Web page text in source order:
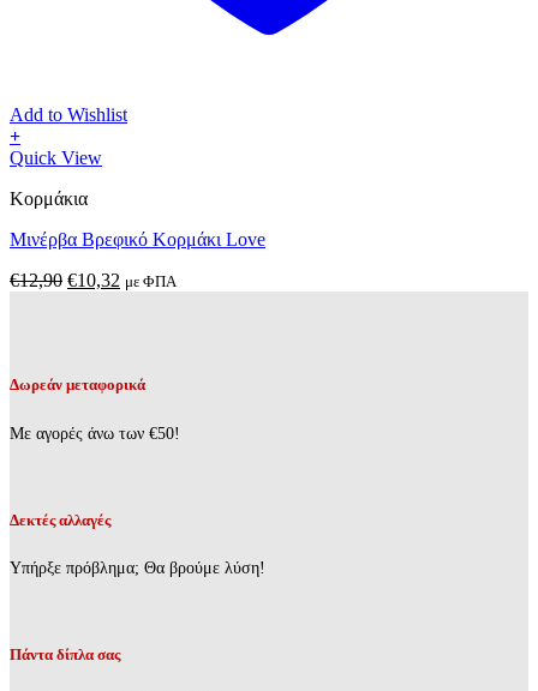
Add to Wishlist
+
Αυτό
προϊόν
πολλαπλές
Οι
στη
του
Quick View
Κορμάκια
Μινέρβα Βρεφικό Κορμάκι Love
€12,90 Original
€10,32 Η
με ΦΠΑ
Δωρεάν μεταφορικά
Με αγορές άνω των €50!
Δεκτές αλλαγές
Υπήρξε πρόβλημα; Θα βρούμε λύση!
Πάντα δίπλα σας